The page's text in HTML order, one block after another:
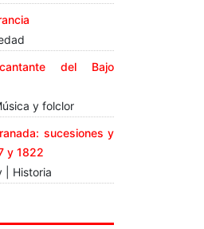
del Bajo
y folclor
sucesiones y
y 1822
| Historia